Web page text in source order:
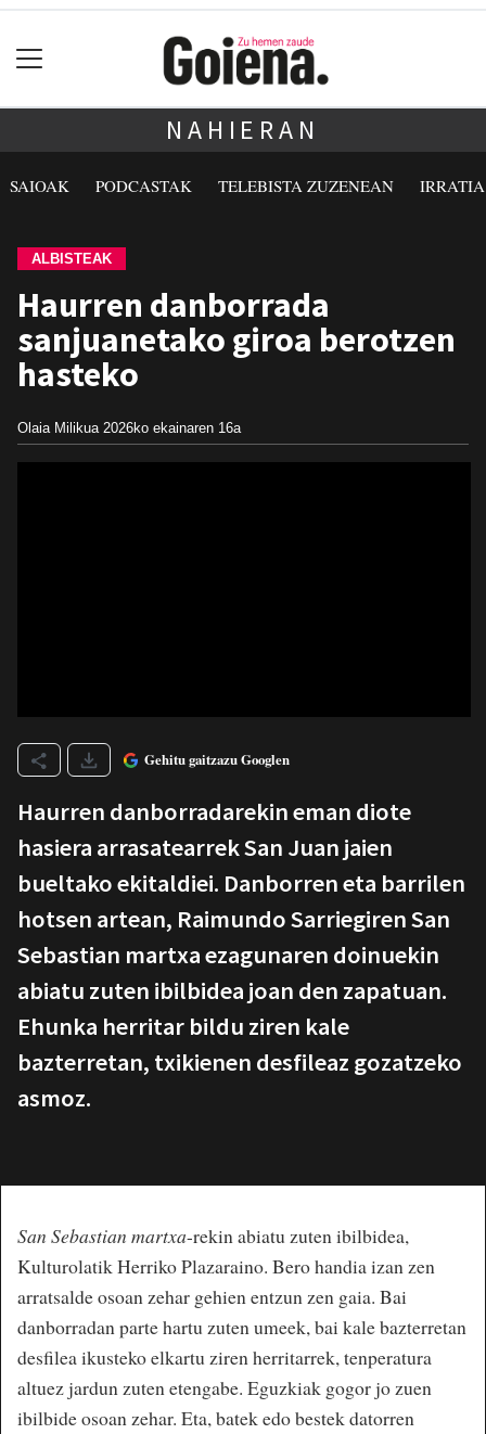
NAHIERAN
SAIOAK PODCASTAK TELEBISTA ZUZENEAN
ALBISTEAK
Haurren danborrada
sanjuanetako giroa berotzen
hasteko
Olaia Milikua 2026ko ekainaren 16a
Gehitu gaitzazu Googlen
Haurren danborradarekin eman diote
hasiera arrasatearrek San Juan jaien
bueltako ekitaldiei. Danborren eta barrilen
hotsen artean, Raimundo Sarriegiren San
Sebastian martxa ezagunaren doinuekin
abiatu zuten ibilbidea joan den zapatuan.
Ehunka herritar bildu ziren kale
bazterretan, txikienen desfileaz gozatzeko
asmoz.
San Sebastian martxa-rekin abiatu zuten ibilbidea,
Kulturolatik Herriko Plazaraino. Bero handia izan zen
arratsalde osoan zehar gehien entzun zen gaia. Bai
danborradan parte hartu zuten umeek, bai kale bazterretan
desfilea ikusteko elkartu ziren herritarrek, tenperatura
altuez jardun zuten etengabe. Eguzkiak gogor jo zuen
ibilbide osoan zehar. Eta, batek edo bestek datorren